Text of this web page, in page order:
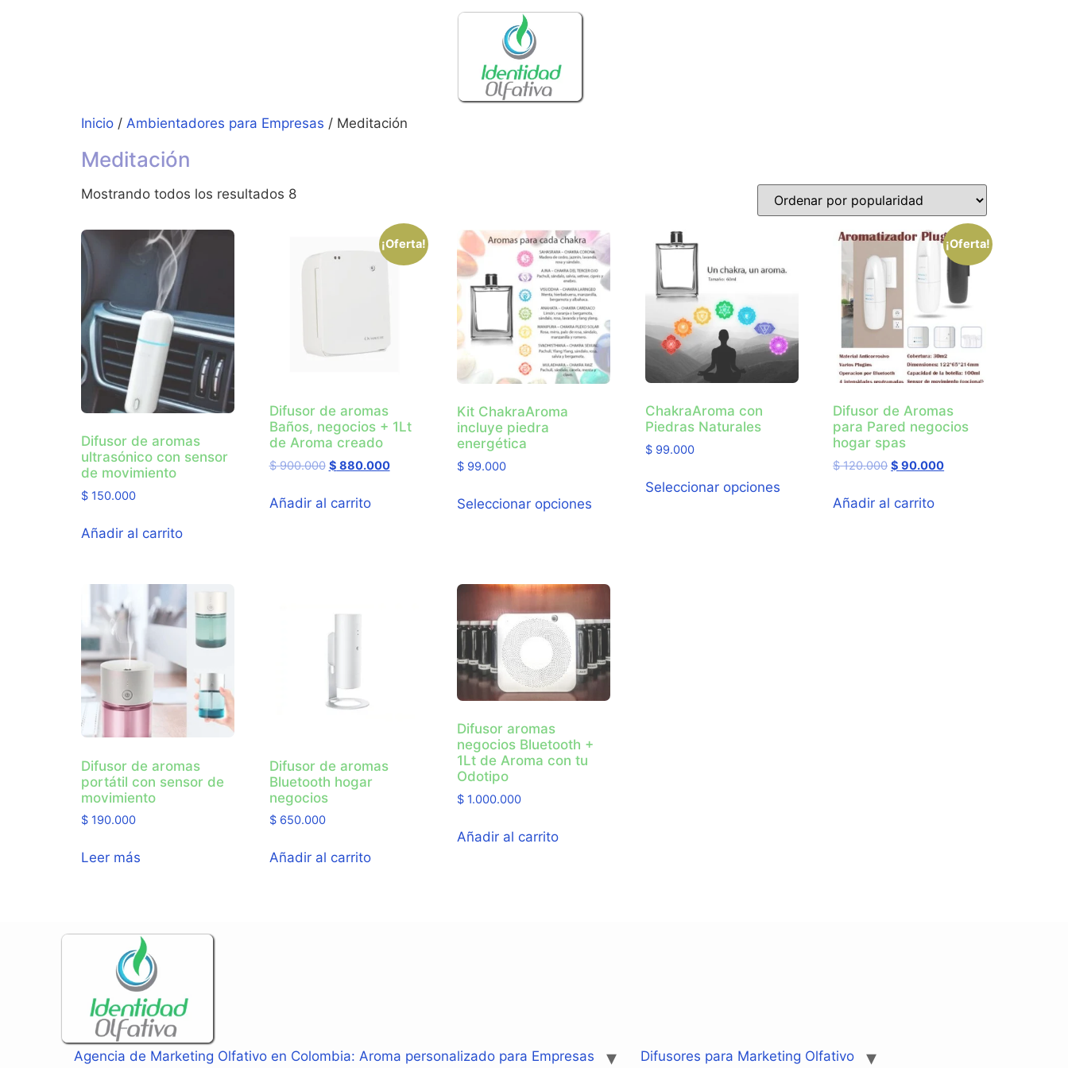
Inicio / Ambientadores para Empresas / Meditación
Meditación
Mostrando todos los resultados 8
Difusor de aromas
ultrasónico con sensor
de movimiento
$ 150.000
Añadir al carrito
¡Oferta!
Difusor de aromas
Baños, negocios + 1Lt
de Aroma creado
$900.000 $ 880.000
Añadir al carrito
Kit ChakraAroma
incluye piedra
energética
$ 99.000
Seleccionar opciones
ChakraAroma con
Piedras Naturales
$99.000
Seleccionar opciones
¡Oferta!
Difusor de Aromas
para Pared negocios
hogar spas
$120.000 $ 90.000
Añadir al carrito
Difusor de aromas
portátil con sensor de
movimiento
$ 190.000
Leer más
Difusor de aromas
Bluetooth hogar
negocios
$650.000
Añadir al carrito
Difusor aromas
negocios Bluetooth +
1Lt de Aroma con tu
Odotipo
$ 1.000.000
Añadir al carrito
Agencia de Marketing Olfativo en Colombia: Aroma personalizado para Empresas Difusores para Marketing Olfativo